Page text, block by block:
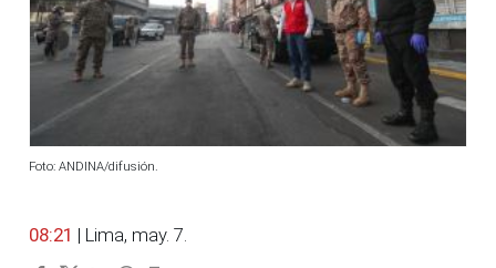
Foto: ANDINA/difusión.
08:21 | Lima, may. 7.